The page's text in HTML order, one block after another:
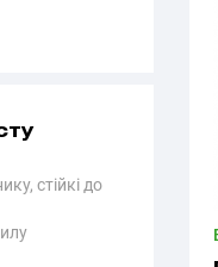
стійкі до